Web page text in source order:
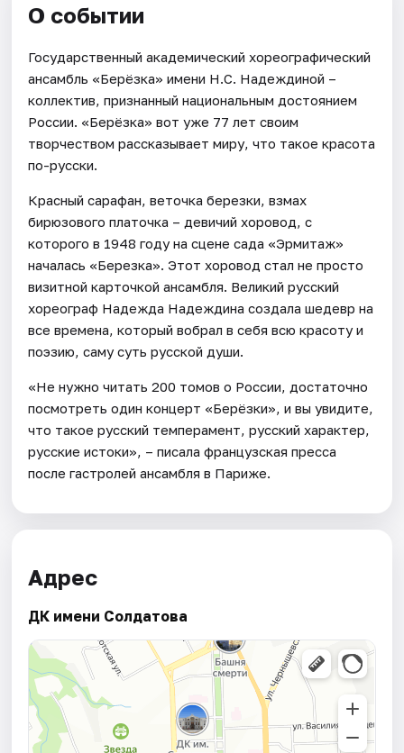
О событии
Государственный академический хореографический
ансамбль «Берёзка» имени Н.С. Надеждиной –
коллектив, признанный национальным достоянием
России. «Берёзка» вот уже 77 лет своим
творчеством рассказывает миру, что такое красота
по-русски.
Красный сарафан, веточка березки, взмах
бирюзового платочка – девичий хоровод, с
которого в 1948 году на сцене сада «Эрмитаж»
началась «Березка». Этот хоровод стал не просто
визитной карточкой ансамбля. Великий русский
хореограф Надежда Надеждина создала шедевр на
все времена, который вобрал в себя всю красоту и
поэзию, саму суть русской души.
«Не нужно читать 200 томов о России, достаточно
посмотреть один концерт «Берёзки», и вы увидите,
что такое русский темперамент, русский характер,
русские истоки», – писала французская пресса
после гастролей ансамбля в Париже.
Адрес
ДК имени Солдатова